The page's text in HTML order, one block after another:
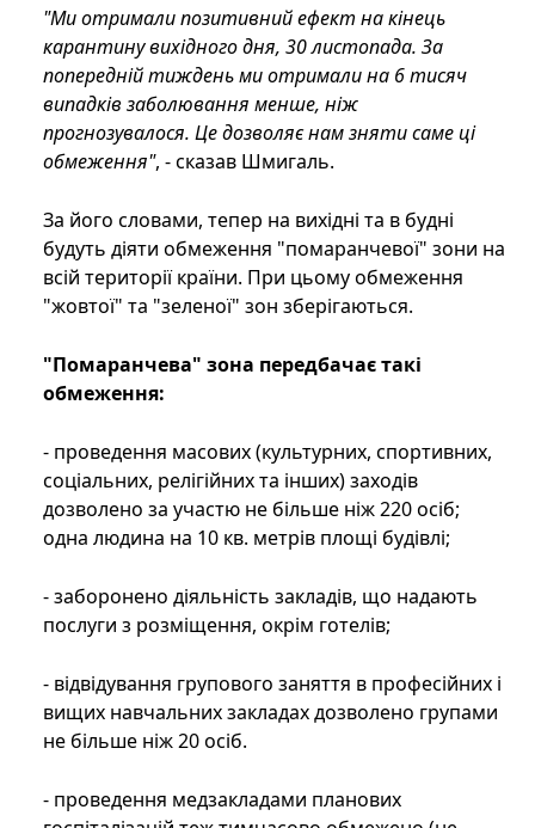
"Ми отримали позитивний ефект на кінець
карантину вихідного дня, 30 листопада. За
попередній тиждень ми отримали на 6 тисяч
випадків заболювання менше, ніж
прогнозувалося. Це дозволяє нам зняти саме ці
обмеження", - сказав Шмигаль.
За його словами, тепер на вихідні та в будні
будуть діяти обмеження "помаранчевої" зони на
всій території країни. При цьому обмеження
"жовтої" та "зеленої" зон зберігаються.
"Помаранчева" зона передбачає такі
обмеження:
- проведення масових (культурних, спортивних,
соціальних, релігійних та інших) заходів
дозволено за участю не більше ніж 220 осіб;
одна людина на 10 кв. метрів площі будівлі;
- заборонено діяльність закладів, що надають
послуги з розміщення, окрім готелів;
- відвідування групового заняття в професійних і
вищих навчальних закладах дозволено групами
не більше ніж 20 осіб.
- проведення медзакладами планових